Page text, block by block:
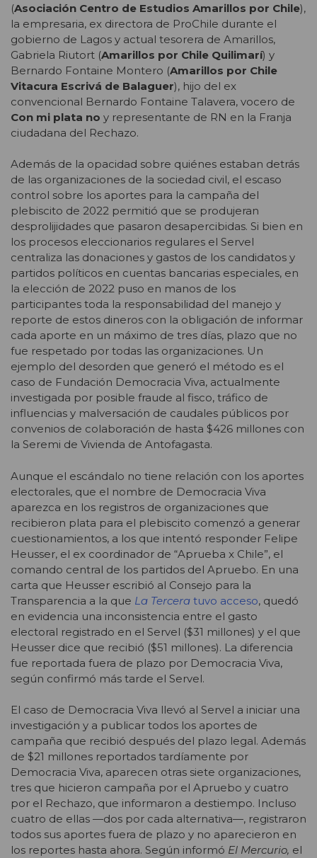
(Asociación Centro de Estudios Amarillos por Chile),
la empresaria, ex directora de ProChile durante el
gobierno de Lagos y actual tesorera de Amarillos,
Gabriela Riutort (Amarillos por Chile Quilimarí) y
Bernardo Fontaine Montero (Amarillos por Chile
Vitacura Escrivá de Balaguer), hijo del ex
convencional Bernardo Fontaine Talavera, vocero de
Con mi plata no y representante de RN en la Franja
ciudadana del Rechazo.
Además de la opacidad sobre quiénes estaban detrás
de las organizaciones de la sociedad civil, el escaso
control sobre los aportes para la campaña del
plebiscito de 2022 permitió que se produjeran
desprolijidades que pasaron desapercibidas. Si bien en
los procesos eleccionarios regulares el Servel
centraliza las donaciones y gastos de los candidatos y
partidos políticos en cuentas bancarias especiales, en
la elección de 2022 puso en manos de los
participantes toda la responsabilidad del manejo y
reporte de estos dineros con la obligación de informar
cada aporte en un máximo de tres días, plazo que no
fue respetado por todas las organizaciones. Un
ejemplo del desorden que generó el método es el
caso de Fundación Democracia Viva, actualmente
investigada por posible fraude al fisco, tráfico de
influencias y malversación de caudales públicos por
convenios de colaboración de hasta $426 millones con
la Seremi de Vivienda de Antofagasta.
Aunque el escándalo no tiene relación con los aportes
electorales, que el nombre de Democracia Viva
aparezca en los registros de organizaciones que
recibieron plata para el plebiscito comenzó a generar
cuestionamientos, a los que intentó responder Felipe
Heusser, el ex coordinador de “Aprueba x Chile”, el
comando central de los partidos del Apruebo. En una
carta que Heusser escribió al Consejo para la
Transparencia a la que La Tercera tuvo acceso, quedó
en evidencia una inconsistencia entre el gasto
electoral registrado en el Servel ($31 millones) y el que
Heusser dice que recibió ($51 millones). La diferencia
fue reportada fuera de plazo por Democracia Viva,
según confirmó más tarde el Servel.
El caso de Democracia Viva llevó al Servel a iniciar una
investigación y a publicar todos los aportes de
campaña que recibió después del plazo legal. Además
de $21 millones reportados tardíamente por
Democracia Viva, aparecen otras siete organizaciones,
tres que hicieron campaña por el Apruebo y cuatro
por el Rechazo, que informaron a destiempo. Incluso
cuatro de ellas —dos por cada alternativa—, registraron
todos sus aportes fuera de plazo y no aparecieron en
los reportes hasta ahora. Según informó El Mercurio, el